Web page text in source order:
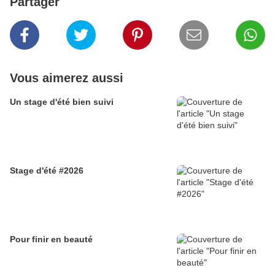
Vous aimerez aussi
Un stage d'été bien suivi
Stage d'été #2026
Pour finir en beauté